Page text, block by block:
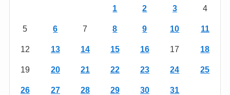
1 2 3 4
5 6 7 8 9 10 11
12 13 14 15 16 17 18
19 20 21 22 23 24 25
26 27 28 29 30 31